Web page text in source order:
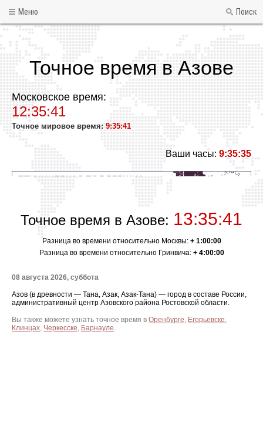
Меню Поиск
Точное время в Азове
Московское время:
12:35:41
Точное мировое время: 9:35:41
Ваши часы: 9:35:35
Точное время в Азове: 13:35:41
Разница во времени относительно Москвы: + 1:00:00
Разница во времени относительно Гринвича: + 4:00:00
08 августа 2026, суббота
Азов (в древности — Тана, Азак, Азак-Тана) — город в составе России,
административный центр Азовского района Ростовской области.
Вы также можете узнать точное время в Оренбурге, Егорьевске,
Клинцах, Черкесске, Барнауле.